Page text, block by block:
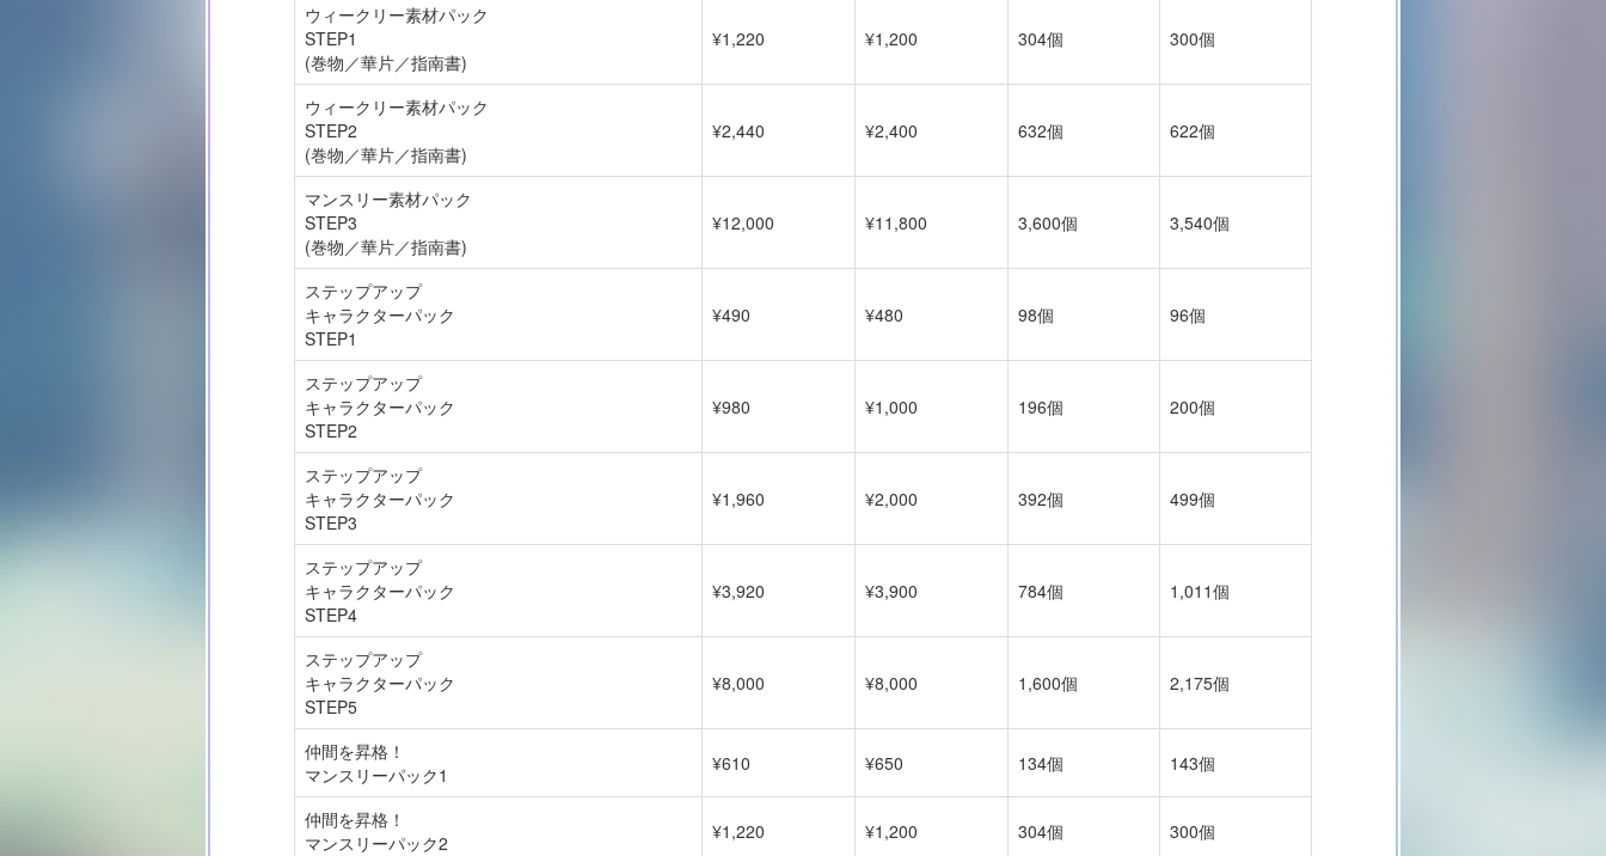
ウィークリー素材パック
STEP1
(巻物／華片／指南書)
¥1,220 ¥1,200 304個 300個
ウィークリー素材パック
STEP2
(巻物／華片／指南書)
¥2,440 ¥2,400 632個 622個
マンスリー素材パック
STEP3
(巻物／華片／指南書)
¥12,000 ¥11,800 3,600個 3,540個
ステップアップ
キャラクターパック
STEP1
¥490 ¥480 98個 96個
ステップアップ
キャラクターパック
STEP2
¥980 ¥1,000 196個 200個
ステップアップ
キャラクターパック
STEP3
¥1,960 ¥2,000 392個 499個
ステップアップ
キャラクターパック
STEP4
¥3,920 ¥3,900 784個 1,011個
ステップアップ
キャラクターパック
STEP5
¥8,000 ¥8,000 1,600個 2,175個
仲間を昇格！
マンスリーパック1
¥610 ¥650 134個 143個
仲間を昇格！
マンスリーパック2
¥1,220 ¥1,200 304個 300個